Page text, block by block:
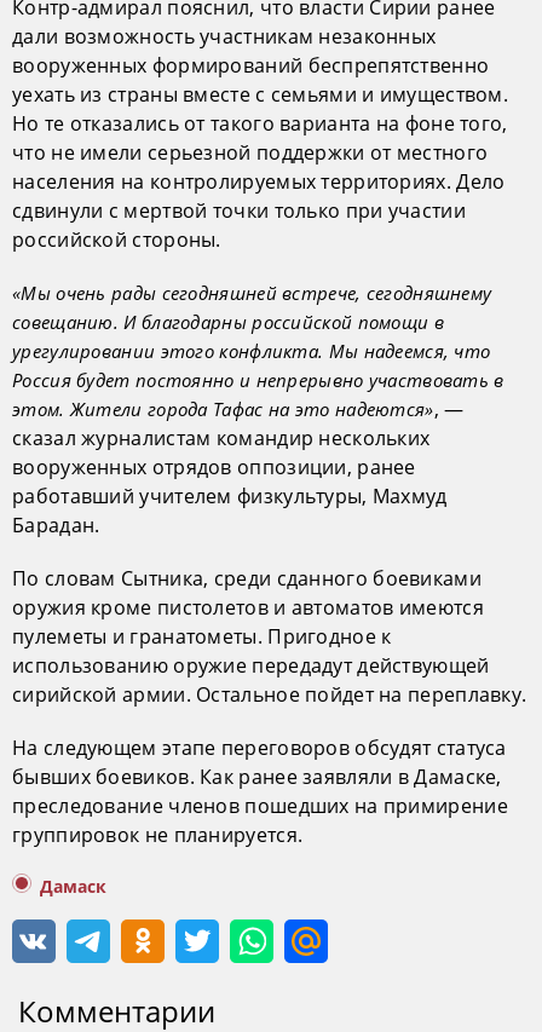
Контр-адмирал пояснил, что власти Сирии ранее
дали возможность участникам незаконных
вооруженных формирований беспрепятственно
уехать из страны вместе с семьями и имуществом.
Но те отказались от такого варианта на фоне того,
что не имели серьезной поддержки от местного
населения на контролируемых территориях. Дело
сдвинули с мертвой точки только при участии
российской стороны.
«Мы очень рады сегодняшней встрече, сегодняшнему
совещанию. И благодарны российской помощи в
урегулировании этого конфликта. Мы надеемся, что
Россия будет постоянно и непрерывно участвовать в
этом. Жители города Тафас на это надеются», —
сказал журналистам командир нескольких
вооруженных отрядов оппозиции, ранее
работавший учителем физкультуры, Махмуд
Барадан.
По словам Сытника, среди сданного боевиками
оружия кроме пистолетов и автоматов имеются
пулеметы и гранатометы. Пригодное к
использованию оружие передадут действующей
сирийской армии. Остальное пойдет на переплавку.
На следующем этапе переговоров обсудят статуса
бывших боевиков. Как ранее заявляли в Дамаске,
преследование членов пошедших на примирение
группировок не планируется.
Дамаск
Комментарии